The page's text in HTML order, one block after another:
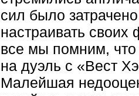
сил было
настраивать
все мы помним,
на дуэль с «Вест
Малейшая